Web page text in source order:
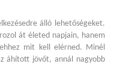
álló lehetőségeket.
át életed napjain, hanem
mit kell elérned. Minél
áhított jövőt, annál nagyobb